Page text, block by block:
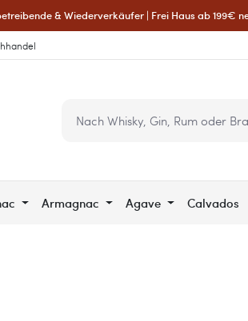
& Wiederverkäufer | Frei Haus ab 199€
Armagnac Agave Calvados